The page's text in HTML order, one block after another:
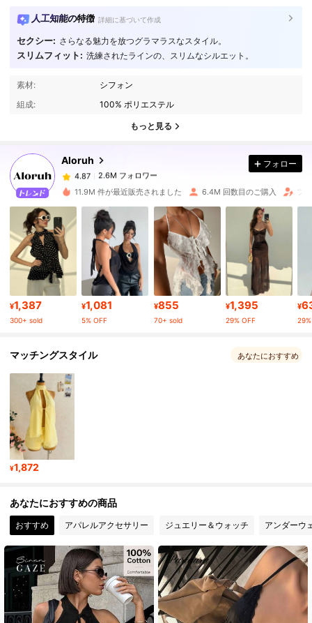
人工知能の特徴 詳細に基づいて作成
セクシー: さらなる魅力を放つグラマラスなスタイル。
スリムフィット: 洗練されたラインの、スリムなシルエット。
素材:
シフォン
組成:
100% ポリエステル
もっと見る
Aloruh
2.6M フォロワー
4.87
2.6M フォロワー
l***3
は1日前に購入しました
4.87 2.6M フォロワー
2.6M フォロワー
4.87 2.6M フォロワー
2.6M フォロワー
フォロー
11.9M 件が最近販売されました 6.4M 回数目のご購入 フ
¥1,387
300+ sold
¥1,081
5% OFF
¥855
70+ sold
¥1,395
29% OFF
¥
マッチングスタイル あなたにおすすめ
¥1,872
あなたにおすすめの商品
おすすめ アパレルアクセサリー ジュエリー＆ウォッチ アンダーウ